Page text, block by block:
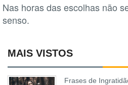
Nas horas das escolhas não
senso.
MAIS VISTOS
Frases de